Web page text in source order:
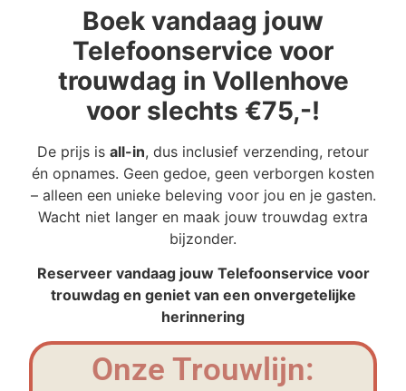
Boek vandaag jouw
Telefoonservice voor
trouwdag in Vollenhove
voor slechts €75,-!
De prijs is all-in, dus inclusief verzending, retour
én opnames. Geen gedoe, geen verborgen kosten
– alleen een unieke beleving voor jou en je gasten.
Wacht niet langer en maak jouw trouwdag extra
bijzonder.
Reserveer vandaag jouw Telefoonservice voor
trouwdag en geniet van een onvergetelijke
herinnering
Onze Trouwlijn: